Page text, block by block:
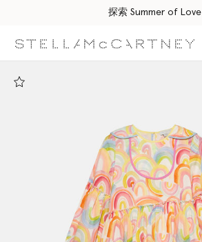
探索 Summer of Love